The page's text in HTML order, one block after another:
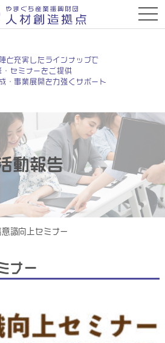
t
o
g
a
t
と充実したラインナップで
・セミナーをご提供
・事業展開を力強くサポート
動報告
識向上セミナー
ナー